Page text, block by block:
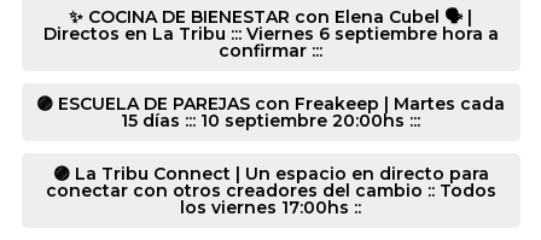
✨ COCINA DE BIENESTAR con Elena Cubel 🗣️ |
Directos en La Tribu ::: Viernes 6 septiembre hora a
confirmar :::
🟣 ESCUELA DE PAREJAS con Freakeep | Martes cada
15 días ::: 10 septiembre 20:00hs :::
🟣 La Tribu Connect | Un espacio en directo para
conectar con otros creadores del cambio :: Todos
los viernes 17:00hs ::